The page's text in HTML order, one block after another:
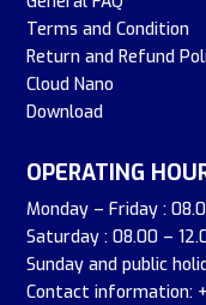
Terms and Condition
Return and Refund
Cloud Nano
Download
OPERATING
Monday – Friday :
Saturday : 08.00 –
Sunday and public
Contact information: